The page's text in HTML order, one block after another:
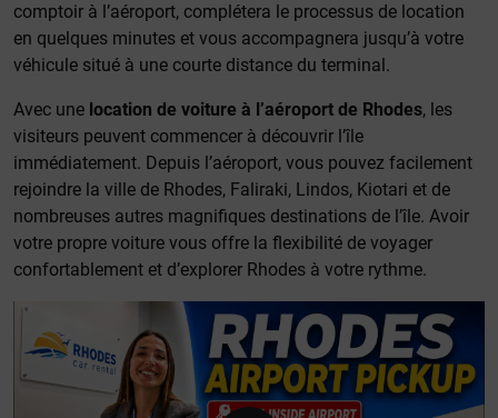
comptoir à l’aéroport, complétera le processus de location
en quelques minutes et vous accompagnera jusqu’à votre
véhicule situé à une courte distance du terminal.
Avec une location de voiture à l’aéroport de Rhodes, les
visiteurs peuvent commencer à découvrir l’île
immédiatement. Depuis l’aéroport, vous pouvez facilement
rejoindre la ville de Rhodes, Faliraki, Lindos, Kiotari et de
nombreuses autres magnifiques destinations de l’île. Avoir
votre propre voiture vous offre la flexibilité de voyager
confortablement et d’explorer Rhodes à votre rythme.